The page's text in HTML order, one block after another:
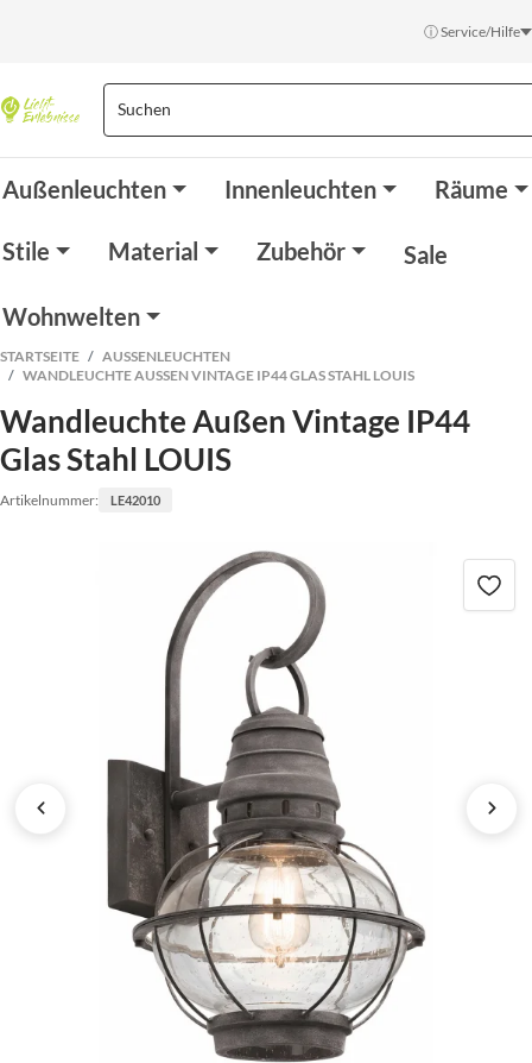
ⓘ Service/Hilfe
Außenleuchten Innenleuchten Räume
Stile Material Zubehör Sale
Wohnwelten
STARTSEITE
AUSSENLEUCHTEN
WANDLEUCHTE AUSSEN VINTAGE IP44 GLAS STAHL LOUIS
Wandleuchte Außen Vintage IP44
Glas Stahl LOUIS
Artikelnummer: LE42010